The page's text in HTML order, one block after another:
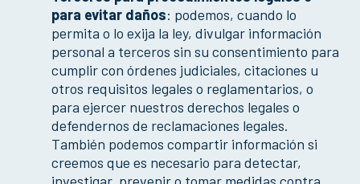
para evitar daños: podemos, cuando lo
permita o lo exija la ley, divulgar información
personal a terceros sin su consentimiento para
cumplir con órdenes judiciales, citaciones u
otros requisitos legales o reglamentarios, o
para ejercer nuestros derechos legales o
defendernos de reclamaciones legales.
También podemos compartir información si
creemos que es necesario para detectar,
investigar, prevenir o tomar medidas contra